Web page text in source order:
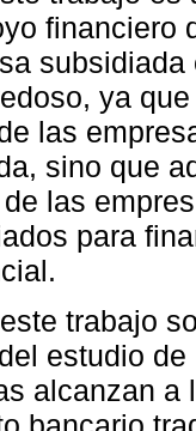
financiero
ya
las
sino que
las
para
trabajo
estudio
alcanzan a